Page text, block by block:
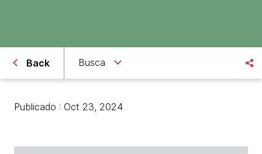
Back Busca
Publicado : Oct 23, 2024